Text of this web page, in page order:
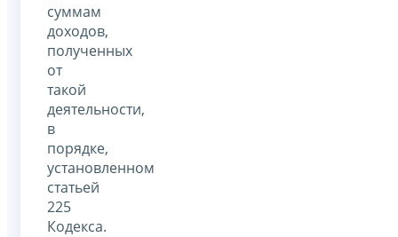
суммам
доходов,
полученных
от
такой
деятельности,
в
порядке,
установленном
статьей
225
Кодекса.